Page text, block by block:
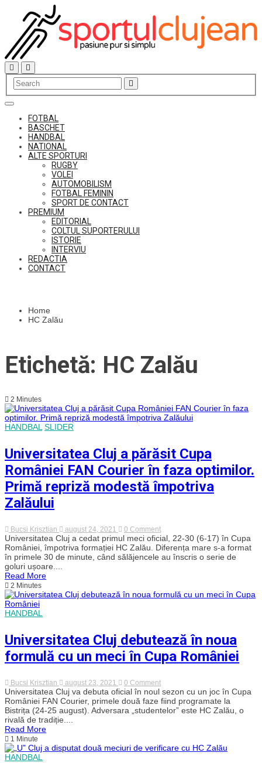
content
FOTBAL
BASCHET
HANDBAL
NATIONAL
ALTE SPORTURI
RUGBY
VOLEI
AUTOMOBILISM
FOTBAL FEMININ
SPORT DE CONTACT
PREMIUM
EDITORIAL
COLTUL SUPORTERULUI
ISTORIE
INTERVIU
REDACTIA
CONTACT
Home
HC Zalău
Etichetă: HC Zalău
2 Minutes
HANDBAL SLIDER
Universitatea Cluj a părăsit Cupa
României FAN Courier în faza optimilor.
Primă repriză modestă împotriva
Zalăului
Bucsi Krisztian august 24, 2021 0 Commenton
Universitatea
Cluj
părăsit
Courier
repriză
modestă
împotriva
Zalăului
Universitatea Cluj a cedat primul meci oficial, 22-30 (6-17) în Cupa
României, împotriva formației HC Zalău. Diferența mare s-a format
în primele 30 de minute, când sălăjencele au înscris o serie de
goluri ușoare....
Read More
2 Minutes
HANDBAL
Universitatea Cluj debutează în noua
formulă cu un meci în Cupa României
Bucsi Krisztian august 23, 2021 0 Commenton
Universitatea
Cluj
debutează
în
un
Universitatea Cluj va debuta oficial în noul sezon cu un joc în Cupa
României FAN Courier, primele două faze fiind programate la
Bistrița (24-25 august). Adversara „studentelor” este HC Zalău, o
rivală de tradiție....
Read More
1 Minute
HANDBAL